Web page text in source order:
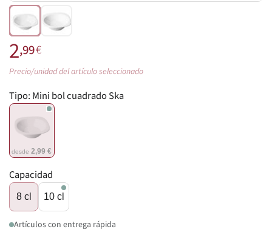
2,99€
Precio/unidad del artículo seleccionado
Tipo: Mini bol cuadrado Ska
desde2,99 €
Capacidad
8 cl 10 cl
Artículos con entrega rápida